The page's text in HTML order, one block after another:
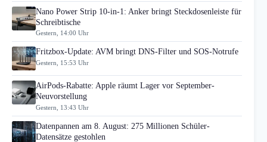
Nano Power Strip 10-in-1: Anker bringt Steckdosenleiste für
Schreibtische
Gestern, 14:00 Uhr
Fritzbox-Update: AVM bringt DNS-Filter und SOS-Notrufe
Gestern, 15:53 Uhr
AirPods-Rabatte: Apple räumt Lager vor September-
Neuvorstellung
Gestern, 13:43 Uhr
Datenpannen am 8. August: 275 Millionen Schüler-
Datensätze gestohlen